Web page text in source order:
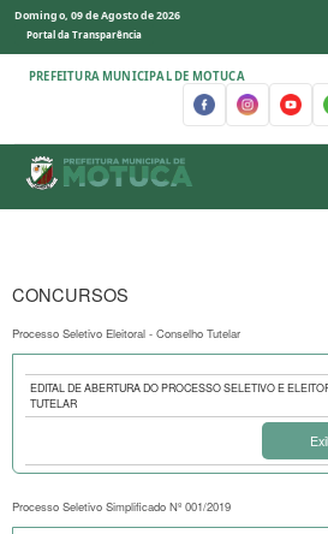
Domingo, 09 de Agosto de 2026
Portal da Transparência
PREFEITURA MUNICIPAL DE MOTUCA
CONCURSOS
Processo Seletivo Eleitoral - Conselho Tutelar
EDITAL DE ABERTURA DO PROCESSO SELETIVO E
TUTELAR
Processo Seletivo Simplificado Nº 001/2019